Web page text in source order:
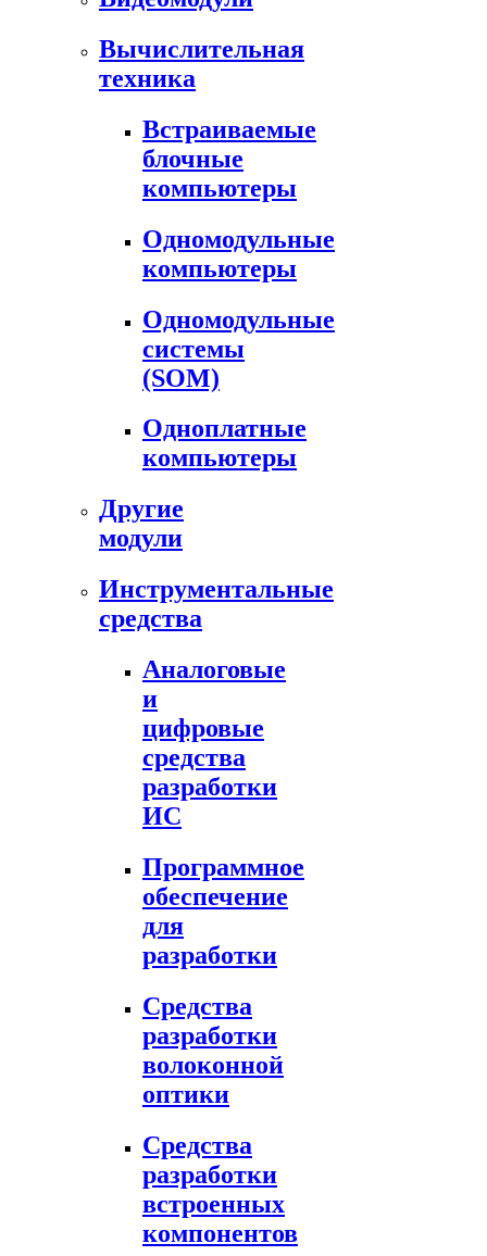
Вычислительная
техника
Встраиваемые
блочные
компьютеры
Одномодульные
компьютеры
Одномодульные
системы
(SOM)
Одноплатные
компьютеры
Другие
модули
Инструментальные
средства
Аналоговые
и
цифровые
средства
разработки
ИС
Программное
обеспечение
для
разработки
Средства
разработки
волоконной
оптики
Средства
разработки
встроенных
компонентов